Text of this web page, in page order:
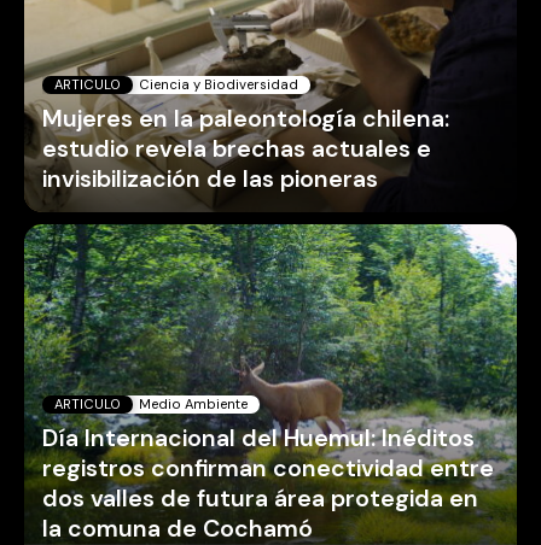
ARTICULO Ciencia y Biodiversidad
Mujeres en la paleontología chilena:
estudio revela brechas actuales e
invisibilización de las pioneras
ARTICULO Medio Ambiente
Día Internacional del Huemul: Inéditos
registros confirman conectividad entre
dos valles de futura área protegida en
la comuna de Cochamó